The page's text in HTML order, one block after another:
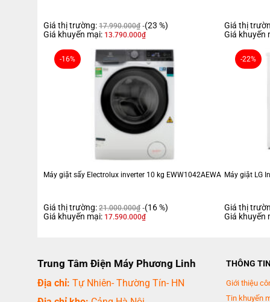
Giá thị trường: 17.990.000₫ (23 %)
Giá khuyến mại: 13.790.000₫
Giá thị
Giá khuyến
-16%
Máy giặt sấy Electrolux inverter 10 kg EWW1042AEWA
Giá thị trường: 21.000.000₫ (16 %)
Giá khuyến mại: 17.590.000₫
-22%
Máy giặt LG
Giá thị
Giá khuyến
Trung Tâm Điện Máy Phương Linh
Địa chỉ: Tự Nhiên- Thường Tín- HN
THÔNG TIN
Giới thiệu
Tin khuyến